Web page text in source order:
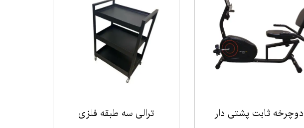
دوچرخه ثابت پشتی دار ترالی سه طبقه فلزی